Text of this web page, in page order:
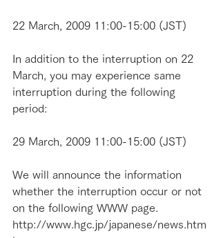
22 March, 2009 11:00-15:00 (JST)
In addition to the interruption on 22
March, you may experience same
interruption during the following
period:
29 March, 2009 11:00-15:00 (JST)
We will announce the information
whether the interruption occur or not
on the following WWW page.
http://www.hgc.jp/japanese/news.htm